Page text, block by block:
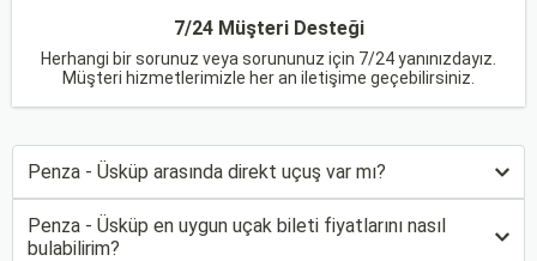
7/24 Müşteri Desteği
Herhangi bir sorunuz veya sorununuz için 7/24 yanınızdayız.
Müşteri hizmetlerimizle her an iletişime geçebilirsiniz.
Penza - Üsküp arasında direkt uçuş var mı?
Penza - Üsküp en uygun uçak bileti fiyatlarını nasıl
bulabilirim?